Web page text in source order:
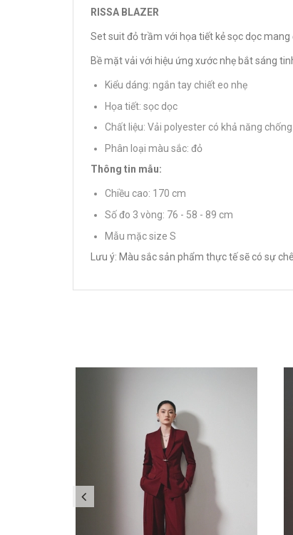
RISSA BLAZER
Set suit đỏ trầm với họa tiết kẻ sọc dọc
Bề mặt vải với hiệu ứng xước nhẹ bắt sáng
Kiểu dáng: ngắn tay chiết eo nhẹ
Họa tiết: sọc dọc
Chất liệu: Vải polyester có khả năng
Phân loại màu sắc: đỏ
Thông tin mẫu:
Chiều cao: 170 cm
Số đo 3 vòng: 76 - 58 - 89 cm
Mẫu mặc size S
Lưu ý: Màu sắc sản phẩm thực tế sẽ có sự